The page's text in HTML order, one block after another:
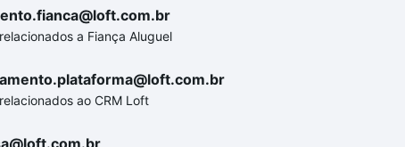
a Fiança Aluguel
ao CRM Loft